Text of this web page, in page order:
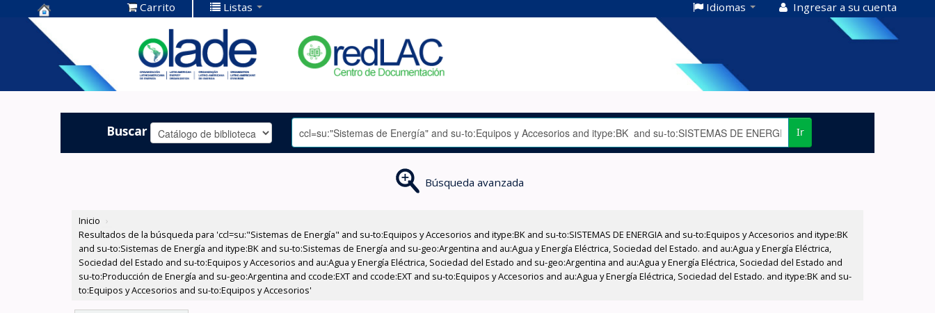
Centro de
Documentación
OLADE -
Carrito Listas Idiomas Ingresar a su cuenta
Buscar Ir
Búsqueda avanzada
Inicio ›
Resultados de la búsqueda para 'ccl=su:"Sistemas de Energía" and su-to:Equipos y Accesorios and itype:BK and su-to:SISTEMAS DE ENERGIA and su-to:Equipos y Accesorios and itype:BK
and su-to:Sistemas de Energía and itype:BK and su-to:Sistemas de Energía and su-geo:Argentina and au:Agua y Energía Eléctrica, Sociedad del Estado. and au:Agua y Energía Eléctrica,
Sociedad del Estado and su-to:Equipos y Accesorios and au:Agua y Energía Eléctrica, Sociedad del Estado and su-geo:Argentina and au:Agua y Energía Eléctrica, Sociedad del Estado and
su-to:Producción de Energía and su-geo:Argentina and ccode:EXT and ccode:EXT and su-to:Equipos y Accesorios and au:Agua y Energía Eléctrica, Sociedad del Estado. and itype:BK and su-
to:Equipos y Accesorios and su-to:Equipos y Accesorios'